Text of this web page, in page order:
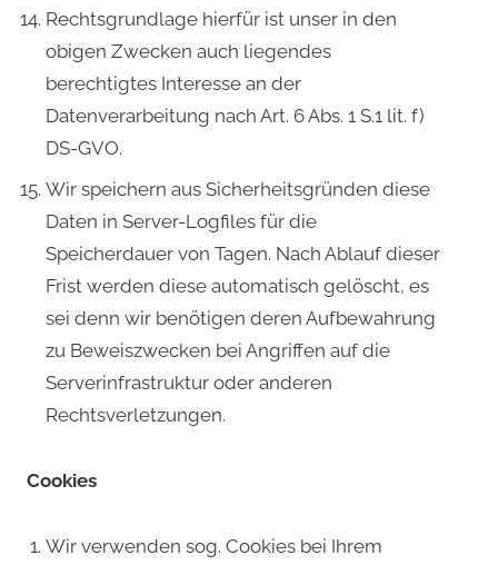
Rechtsgrundlage hierfür ist unser in den
obigen Zwecken auch liegendes
berechtigtes Interesse an der
Datenverarbeitung nach Art. 6 Abs. 1 S.1 lit. f)
DS-GVO.
Wir speichern aus Sicherheitsgründen diese
Daten in Server-Logfiles für die
Speicherdauer von Tagen. Nach Ablauf dieser
Frist werden diese automatisch gelöscht, es
sei denn wir benötigen deren Aufbewahrung
zu Beweiszwecken bei Angriffen auf die
Serverinfrastruktur oder anderen
Rechtsverletzungen.
Cookies
Wir verwenden sog. Cookies bei Ihrem